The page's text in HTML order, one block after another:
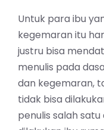
Untuk para ibu
kegemaran itu
justru bisa
menulis pada
dan kegemaran,
tidak bisa
penulis salah